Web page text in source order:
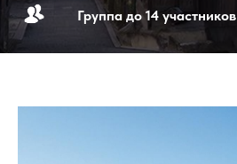
Группа до 14 участников